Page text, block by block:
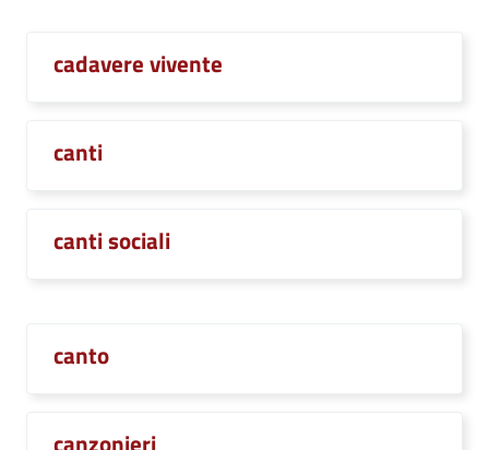
cadavere vivente
canti
canti sociali
canto